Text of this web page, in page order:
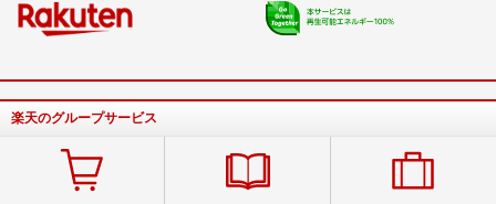
楽天のグループサービス